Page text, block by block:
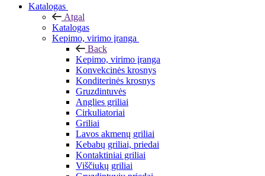
Katalogas
Atgal
Katalogas
Kepimo, virimo įranga
Back
Kepimo, virimo įranga
Konvekcinės krosnys
Konditerinės krosnys
Gruzdintuvės
Anglies griliai
Cirkuliatoriai
Griliai
Lavos akmenų griliai
Kebabų griliai, priedai
Kontaktiniai griliai
Viščiukų griliai